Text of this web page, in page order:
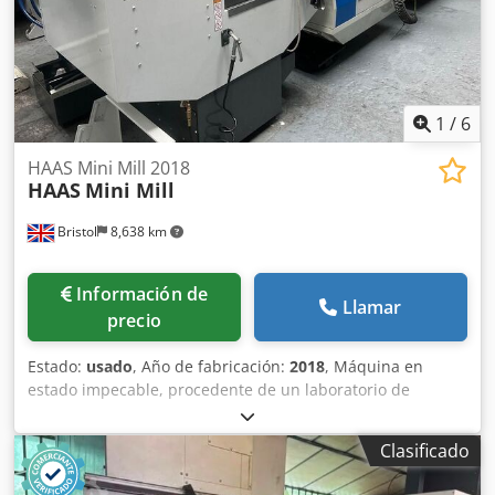
1 / 6
Bristol 8,638 km
HAAS Mini Mill 2018
HAAS Mini Mill
Información de
precio
Llamar
Estado: usado, Año de fabricación: 2018, Máquina en
estado impecable, procedente de un laboratorio de
investigación universitario y prácticamente sin usar.
Fotografiada tal como llegó, ¡aún no se ha limpiado! HAAS
Mini Mill, fabricada en 2018... Control de la máquina: Haas
CNC Tamaño de la mesa: 36" x 12" Recorridos de la
Clasificado